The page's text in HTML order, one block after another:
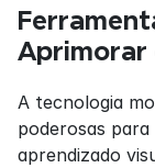
Aprimorar
A tecnologia
poderosas
aprendizado